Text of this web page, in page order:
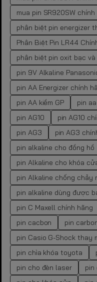
mua pin SR920SW chính
phân biệt pin energizer
Phân Biệt Pin LR44
phân biệt pin oxit bạc và
pin 9V Alkaline
pin AA Energizer chính
pin AA kiềm GP
pin
pin AG10
pin AG10
pin AG3
pin AG3
pin alkaline cho đồng hồ
pin Alkaline cho khóa
pin Alkaline chống chảy
pin alkaline dùng được
pin C Maxell chính hãng
pin cacbon
pin
pin Casio G-Shock thay
pin chìa khóa toyota
pin cho đèn laser
pin